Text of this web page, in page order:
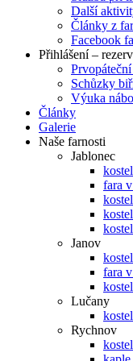
Další
Články z
Facebook
Přihlášení –
Schůzky
Výuka
Články
Galerie
Naše farnosti
Jablonec
fara
Janov
fara
Lučany
Rychnov